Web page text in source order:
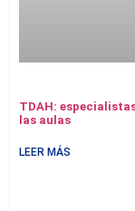
TDAH:
las aulas
LEER MÁS